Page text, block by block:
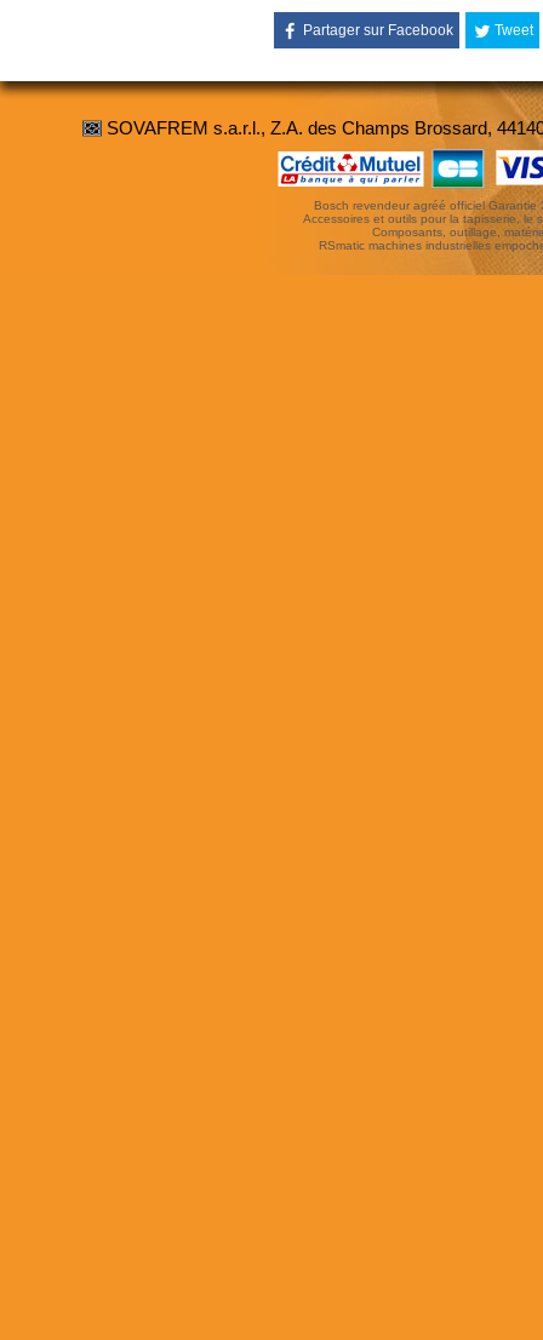
Partager sur Facebook Tweet
SOVAFREM s.a.r.l., Z.A. des Champs Brossard,
Bosch revendeur agréé officiel Garantie
Accessoires et outils pour la tapisserie, le
Composants, outillage,
RSmatic machines industrielles